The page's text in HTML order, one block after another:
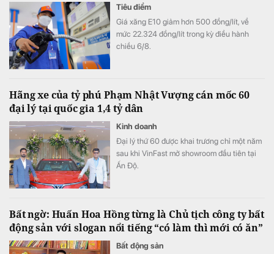
Tiêu điểm
Giá xăng E10 giảm hơn 500 đồng/lít, về
mức 22.324 đồng/lít trong kỳ điều hành
chiều 6/8.
Hãng xe của tỷ phú Phạm Nhật Vượng cán mốc 60
đại lý tại quốc gia 1,4 tỷ dân
Kinh doanh
Đại lý thứ 60 được khai trương chỉ một năm
sau khi VinFast mở showroom đầu tiên tại
Ấn Độ.
Bất ngờ: Huấn Hoa Hồng từng là Chủ tịch công ty bất
động sản với slogan nổi tiếng “có làm thì mới có ăn”
Bất động sản